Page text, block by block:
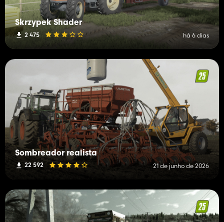
Skrzypek Shader
2 475 há 6 dias
Sombreador realista
22 592 21 de junho de 2026